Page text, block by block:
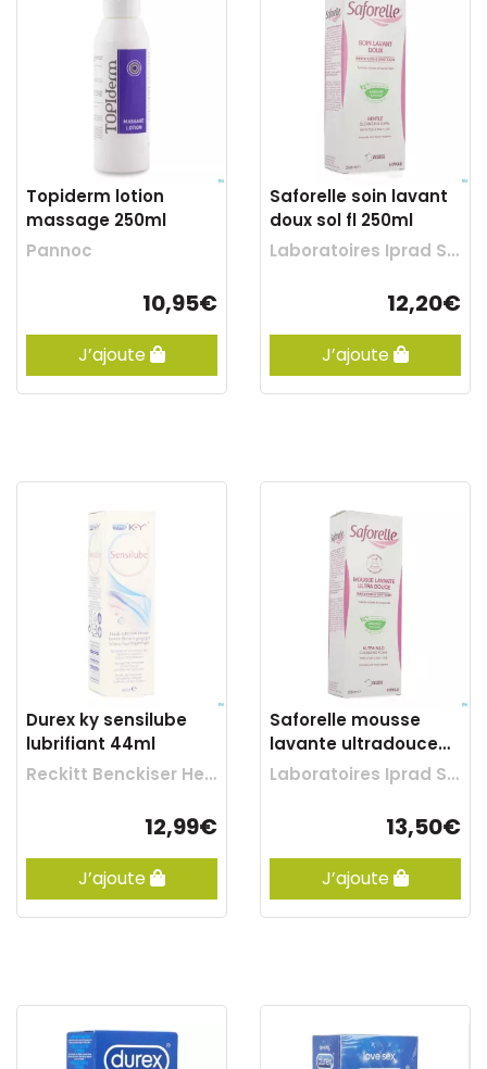
Topiderm lotion
massage 250ml
Pannoc
10,95€
J’ajoute
Saforelle soin lavant
doux sol fl 250ml
Laboratoires Iprad Sante
12,20€
J’ajoute
Durex ky sensilube
lubrifiant 44ml
Reckitt Benckiser Healthcare
12,99€
J’ajoute
Saforelle mousse
lavante ultradouce
250ml
Laboratoires Iprad Sante
13,50€
J’ajoute